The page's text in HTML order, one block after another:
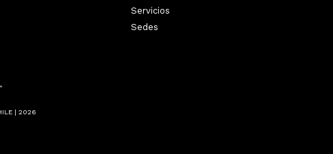
| 2026
Servicios
Sedes